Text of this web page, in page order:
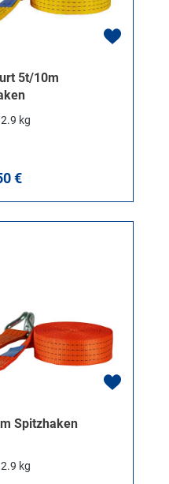
5t/10m
kg
Preis:
€
Spitzhaken
kg